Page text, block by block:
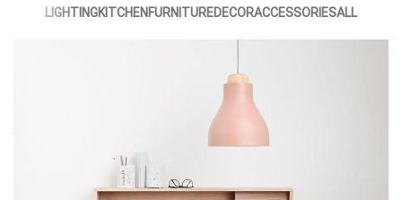
ALL
ACCESSORIES
DECOR
FURNITURE
KITCHEN
LIGHTING